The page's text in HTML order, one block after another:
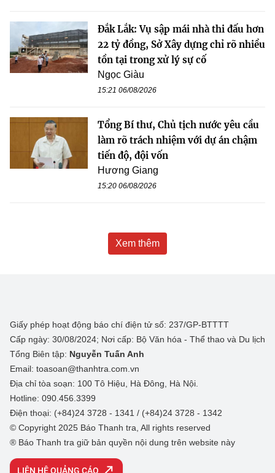
Đắk Lắk: Vụ sập mái nhà thi đấu hơn
22 tỷ đồng, Sở Xây dựng chỉ rõ nhiều
tồn tại trong xử lý sự cố
Ngọc Giàu
15:21 06/08/2026
Tổng Bí thư, Chủ tịch nước yêu cầu
làm rõ trách nhiệm với dự án chậm
tiến độ, đội vốn
Hương Giang
15:20 06/08/2026
Xem thêm
Giấy phép hoạt động báo chí điện tử số: 237/GP-BTTTT
Cấp ngày: 30/08/2024; Nơi cấp: Bộ Văn hóa - Thể thao và Du lịch
Tổng Biên tập: Nguyễn Tuấn Anh
Email: toasoan@thanhtra.com.vn
Địa chỉ tòa soạn: 100 Tô Hiệu, Hà Đông, Hà Nội.
Hotline: 090.456.3399
Điện thoại: (+84)24 3728 - 1341 / (+84)24 3728 - 1342
© Copyright 2025 Báo Thanh tra, All rights reserved
® Báo Thanh tra giữ bản quyền nội dung trên website này
LIÊN HỆ QUẢNG CÁO